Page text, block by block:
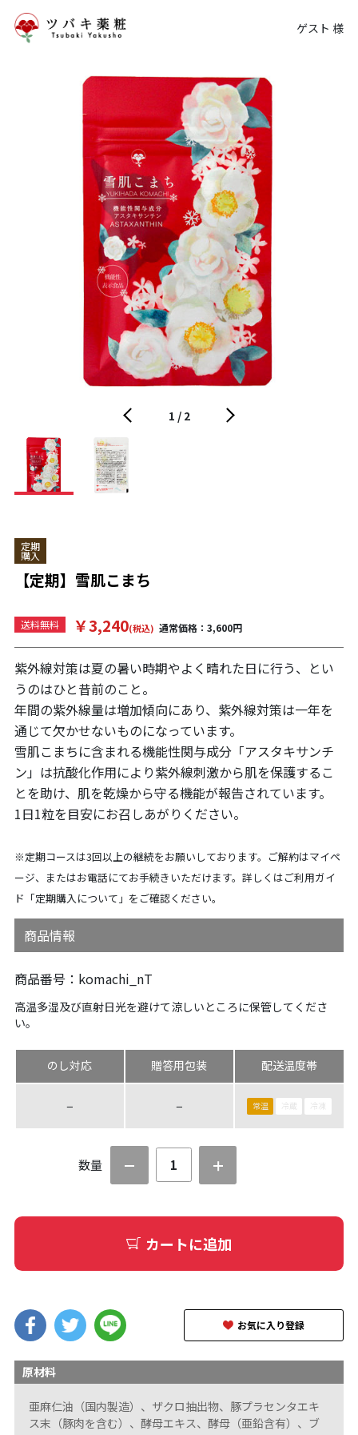
ゲスト 様
1 / 2
定期
購入
【定期】雪肌こまち
送料無料 ￥3,240(税込) 通常価格：3,600円
紫外線対策は夏の暑い時期やよく晴れた日に行う、とい
うのはひと昔前のこと。
年間の紫外線量は増加傾向にあり、紫外線対策は一年を
通じて欠かせないものになっています。
雪肌こまちに含まれる機能性関与成分「アスタキサンチ
ン」は抗酸化作用により紫外線刺激から肌を保護するこ
とを助け、肌を乾燥から守る機能が報告されています。
1日1粒を目安にお召しあがりください。
※定期コースは3回以上の継続をお願いしております。ご解約はマイペ
ージ、またはお電話にてお手続きいただけます。詳しくはご利用ガイ
ド「定期購入について」をご確認ください。
商品情報
商品番号 komachi_nT
高温多湿及び直射日光を避けて涼しいところに保管してくださ
い。
のし対応 贈答用包装 配送温度帯
− − 常温 冷蔵 冷凍
数量
カートに追加
お気に入り登録
原材料
亜麻仁油（国内製造）、ザクロ抽出物、豚プラセンタエキ
ス末（豚肉を含む）、酵母エキス、酵母（亜鉛含有）、ブ